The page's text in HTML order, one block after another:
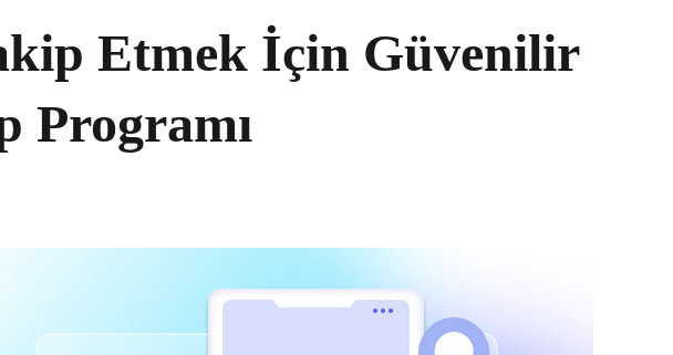
Etmek İçin Güvenilir
Programı